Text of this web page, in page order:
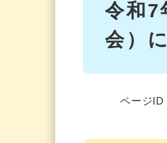
令和7
会）
ページID